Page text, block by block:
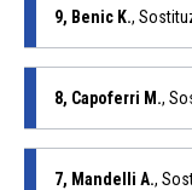
9, Benic K.,
8, Capoferri M.,
7, Mandelli A.,